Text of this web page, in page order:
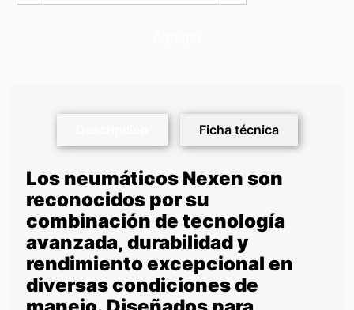
Ficha técnica
Los neumáticos Nexen son
reconocidos por su
combinación de tecnología
avanzada, durabilidad y
rendimiento excepcional en
diversas condiciones de